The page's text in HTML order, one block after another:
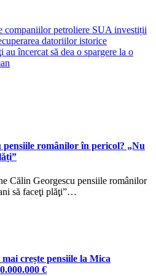
companiilor petroliere SUA investiții
datoriilor istorice
au încercat să dea o spargere la o
pensiile românilor în pericol? „Nu
Călin Georgescu pensiile românilor
să faceţi plăţi”…
crește pensiile la Mica
€